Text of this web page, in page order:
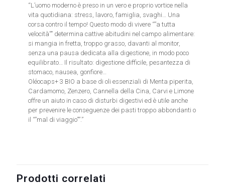
“L’uomo moderno è preso in un vero e proprio vortice nella
vita quotidiana: stress, lavoro, famiglia, svaghi… Una
corsa contro il tempo! Questo modo di vivere “”a tutta
velocità”” determina cattive abitudini nel campo alimentare:
si mangia in fretta, troppo grasso, davanti al monitor,
senza una pausa dedicata alla digestione, in modo poco
equilibrato… Il risultato: digestione difficile, pesantezza di
stomaco, nausea, gonfiore…
Oléocaps+ 3 BIO a base di oli essenziali di Menta piperita,
Cardamomo, Zenzero, Cannella della Cina, Carvi e Limone
offre un aiuto in caso di disturbi digestivi ed è utile anche
per prevenire le conseguenze dei pasti troppo abbondanti o
il “”mal di viaggio””.”
Prodotti correlati